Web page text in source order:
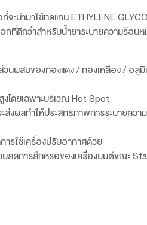
ะนำมาใช้ทดแทน ETHYLENE
กที่ดีกว่าสำหรับน้ำยาระบายความร้อน
นผสมของทองแดง / ทองเหลือง / อลูมิ
โดยเฉพาะบริเวณ Hot Spot
งผลทำให้ประสิทธิภาพการระบายควา
ารใช้เครื่องปรับอากาศด้วย
ยลดการสึกหรอของเครื่องยนต์ขณะ